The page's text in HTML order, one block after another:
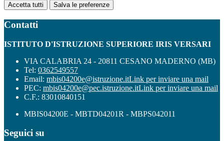
Accetta tutti Salva le preferenze
Contatti
ISTITUTO D'ISTRUZIONE SUPERIORE IRIS VERSARI
VIA CALABRIA 24 - 20811 CESANO MADERNO (MB)
Tel: 0362549557
Email: mbis04200e@istruzione.itLink per inviare una mail
PEC: mbis04200e@pec.istruzione.itLink per inviare una mail
C.F.: 83010840151
MBIS04200E - MBTD04201R - MBPS042011
Seguici su